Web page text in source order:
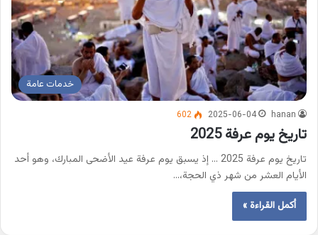
خدمات عامة
hanan
2025-06-04
602
تاريخ يوم عرفة 2025
تاريخ يوم عرفة 2025 … إذ يسبق يوم عرفة عيد الأضحى المبارك، وهو أحد
الأيام العشر من شهر ذي الحجة،…
أكمل القراءة »